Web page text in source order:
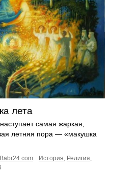
лета
самая жаркая,
летняя пора — «макушка
Babr24.com. История, Религия,